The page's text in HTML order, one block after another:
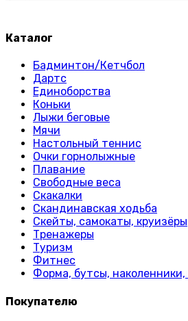
Каталог
Бадминтон/Кетчбол
Дартс
Единоборства
Коньки
Лыжи беговые
Мячи
Настольный теннис
Очки горнолыжные
Плавание
Свободные веса
Скакалки
Скандинавская ходьба
Скейты, самокаты, круизёры
Тренажеры
Туризм
Фитнес
Форма, бутсы,
Покупателю